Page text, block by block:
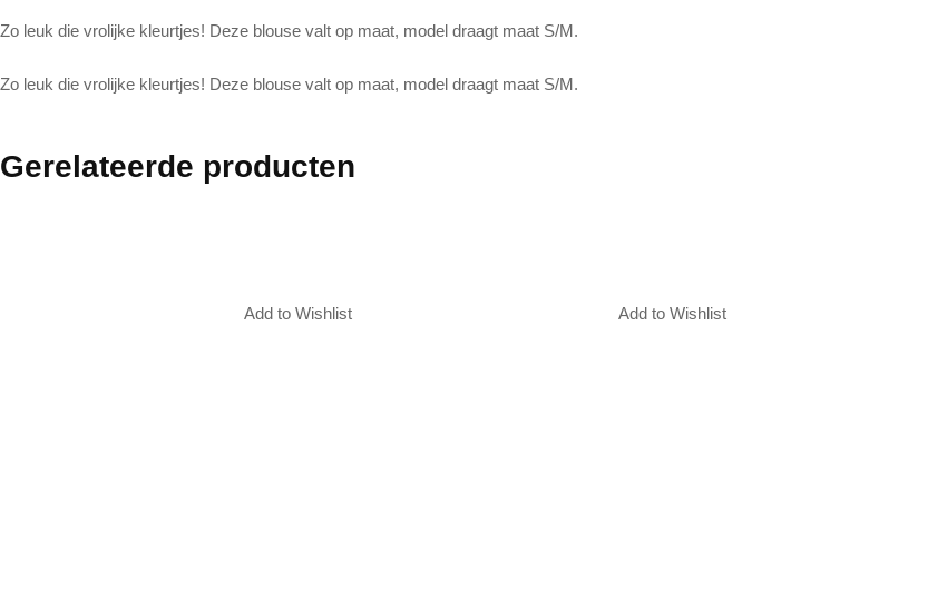
Zo leuk die vrolijke kleurtjes! Deze blouse valt op maat, model draagt maat S/M.
Zo leuk die vrolijke kleurtjes! Deze blouse valt op maat, model draagt maat S/M.
Gerelateerde producten
Add to Wishlist Add to Wishlist